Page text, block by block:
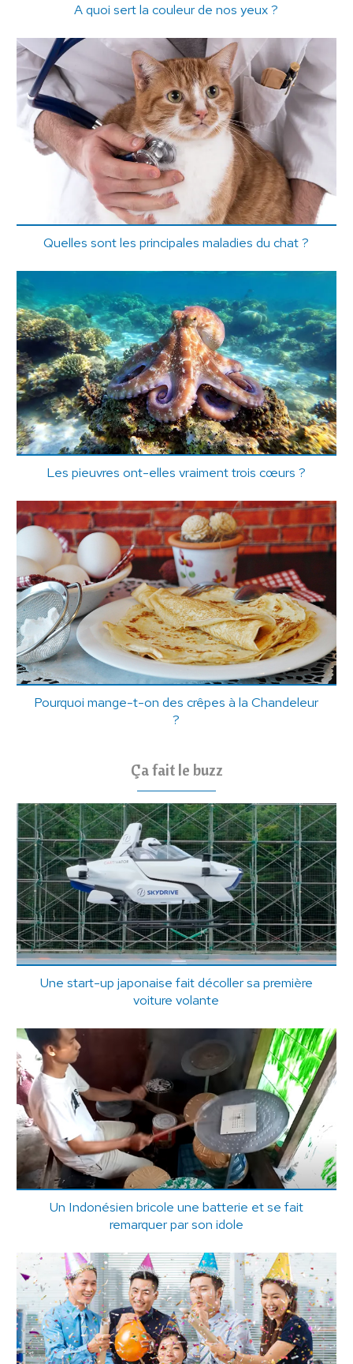
A quoi sert la couleur de nos yeux ?
Quelles sont les principales maladies du chat ?
Les pieuvres ont-elles vraiment trois cœurs ?
Pourquoi mange-t-on des crêpes à la Chandeleur
?
Ça fait le buzz
Une start-up japonaise fait décoller sa première
voiture volante
Un Indonésien bricole une batterie et se fait
remarquer par son idole